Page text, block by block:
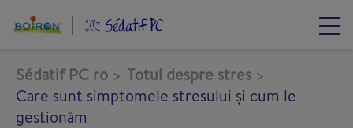
Mergi
principal
Sédatif PC ro
Totul despre stres
Care sunt simptomele stresului și cum le
gestionăm